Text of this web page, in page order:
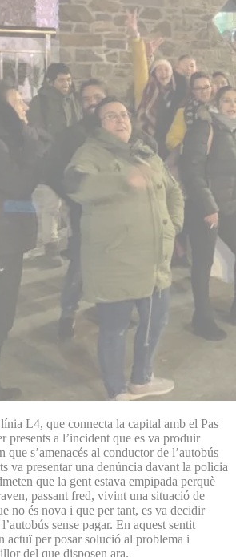
L4, que connecta la capital amb el Pas
presents a l’incident que es va produir
que s’amenacés al conductor de l’autobús
va presentar una denúncia davant la policia
que la gent estava empipada perquè
passant fred, vivint una situació de
no és nova i que per tant, es va decidir
sense pagar. En aquest sentit
actuï per posar solució al problema i
del que disposen ara.